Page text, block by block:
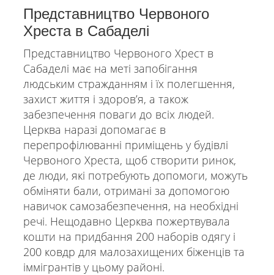
Представництво Червоного
Хреста в Сабаделі
Представництво Червоного Хрест в
Сабаделі має на меті запобігання
людським стражданням і їх полегшення,
захист життя і здоровʼя, а також
забезпечення поваги до всіх людей.
Церква наразі допомагає в
перепрофілюванні приміщень у будівлі
Червоного Хреста, щоб створити ринок,
де люди, які потребують допомоги, можуть
обміняти бали, отримані за допомогою
навичок самозабезпечення, на необхідні
речі. Нещодавно Церква пожертвувала
кошти на придбання 200 наборів одягу і
200 ковдр для малозахищених біженців та
іммігрантів у цьому районі.